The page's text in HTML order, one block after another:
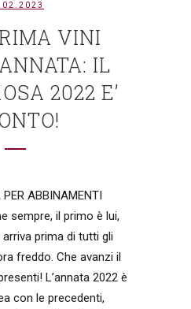
VINI
IL
2022 E’
ABBINAMENTI
sempre, il primo è lui,
prima di tutti gli
freddo. Che avanzi il
L’annata 2022 è
con le precedenti,